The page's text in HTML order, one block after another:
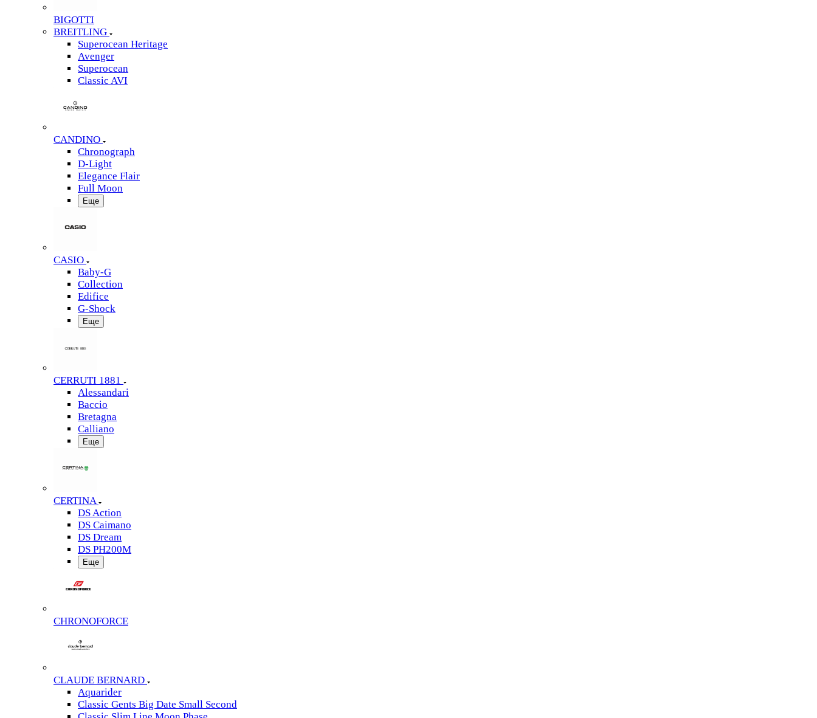
BIGOTTI
BREITLING
Superocean Heritage
Avenger
Superocean
Classic AVI
CANDINO
Chronograph
D-Light
Elegance Flair
Full Moon
Еще
CASIO
Baby-G
Collection
Edifice
G-Shock
Еще
CERRUTI 1881
Alessandari
Baccio
Bretagna
Calliano
Еще
CERTINA
DS Action
DS Caimano
DS Dream
DS PH200M
Еще
CHRONOFORCE
CLAUDE BERNARD
Aquarider
Classic Gents Big Date Small Second